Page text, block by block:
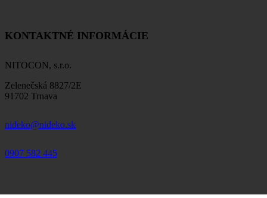
KONTAKTNÉ INFORMÁCIE
NITOCON, s.r.o.
Zelenečská 8827/2E
91702 Trnava
nideko@nideko.sk
0907 582 445